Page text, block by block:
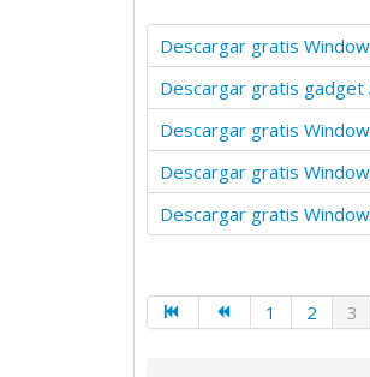
Descargar gratis
Descargar gratis gadget
Descargar gratis
Descargar gratis
Descargar gratis
1 2 3